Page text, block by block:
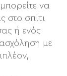
να
στο σπίτι
ή ενός
με